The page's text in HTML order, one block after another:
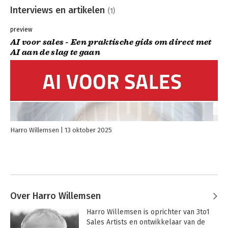
Interviews en artikelen (1)
preview
AI voor sales - Een praktische gids om direct met
AI aan de slag te gaan
Harro Willemsen 13 oktober 2025
Over Harro Willemsen
Harro Willemsen is oprichter van 3to1
Sales Artists en ontwikkelaar van de